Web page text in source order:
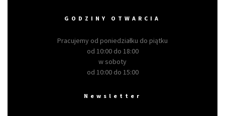
GODZINY OTWARCIA
Pracujemy od poniedziałku do piątku
od 10:00 do 18:00
w soboty
od 10:00 do 15:00
Newsletter